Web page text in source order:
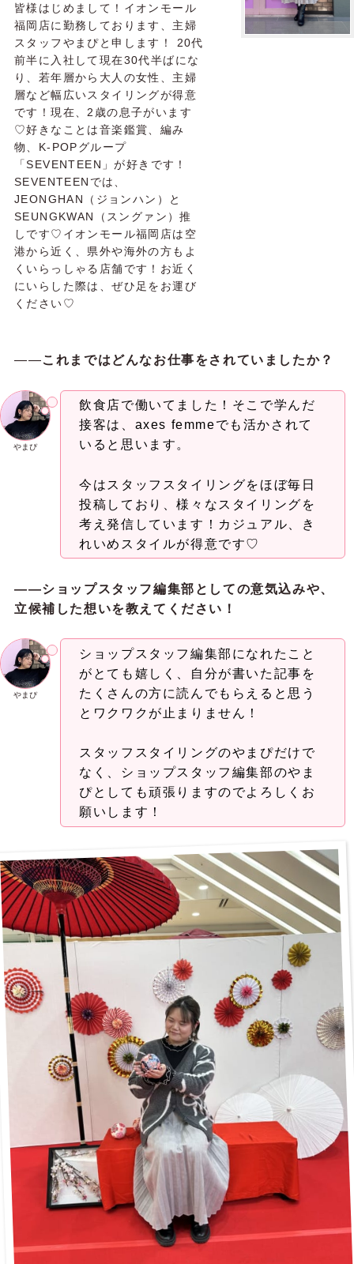
皆様はじめまして！イオンモール
福岡店に勤務しております、主婦
スタッフやまぴと申します！ 20代
前半に入社して現在30代半ばにな
り、若年層から大人の女性、主婦
層など幅広いスタイリングが得意
です！現在、2歳の息子がいます
♡好きなことは音楽鑑賞、編み
物、K-POPグループ
「SEVENTEEN」が好きです！
SEVENTEENでは、
JEONGHAN（ジョンハン）と
SEUNGKWAN（スングァン）推
しです♡イオンモール福岡店は空
港から近く、県外や海外の方もよ
くいらっしゃる店舗です！お近く
にいらした際は、ぜひ足をお運び
ください♡
――これまではどんなお仕事をされていましたか？
やまぴ
飲食店で働いてました！そこで学んだ
接客は、axes femmeでも活かされて
いると思います。
今はスタッフスタイリングをほぼ毎日
投稿しており、様々なスタイリングを
考え発信しています！カジュアル、き
れいめスタイルが得意です♡
——ショップスタッフ編集部としての意気込みや、
立候補した想いを教えてください！
やまぴ
ショップスタッフ編集部になれたこと
がとても嬉しく、自分が書いた記事を
たくさんの方に読んでもらえると思う
とワクワクが止まりません！
スタッフスタイリングのやまぴだけで
なく、ショップスタッフ編集部のやま
ぴとしても頑張りますのでよろしくお
願いします！